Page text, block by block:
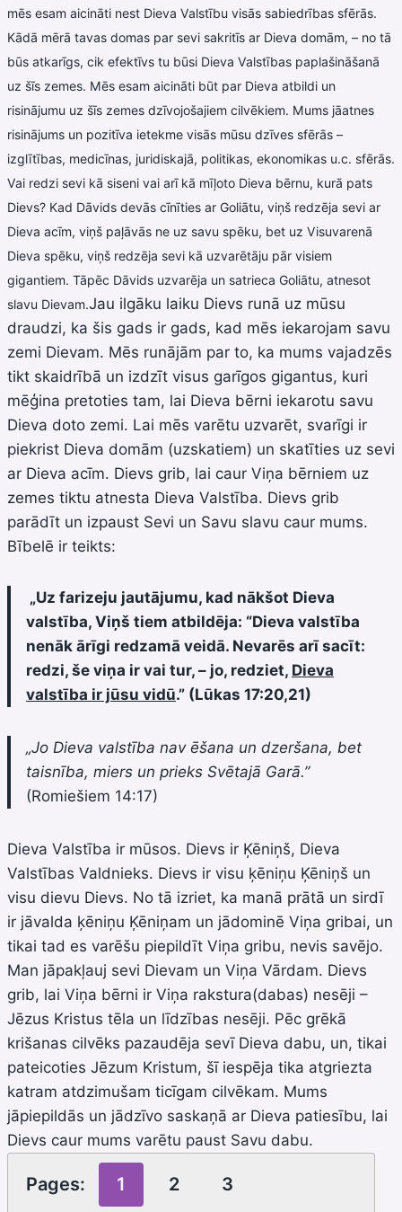
mēs esam aicināti nest Dieva Valstību visās sabiedrības sfērās.
Kādā mērā tavas domas par sevi sakritīs ar Dieva domām, – no tā
būs atkarīgs, cik efektīvs tu būsi Dieva Valstības paplašināšanā
uz šīs zemes. Mēs esam aicināti būt par Dieva atbildi un
risinājumu uz šīs zemes dzīvojošajiem cilvēkiem. Mums jāatnes
risinājums un pozitīva ietekme visās mūsu dzīves sfērās –
izglītības, medicīnas, juridiskajā, politikas, ekonomikas u.c. sfērās.
Vai redzi sevi kā siseni vai arī kā mīļoto Dieva bērnu, kurā pats
Dievs? Kad Dāvids devās cīnīties ar Goliātu, viņš redzēja sevi ar
Dieva acīm, viņš paļāvās ne uz savu spēku, bet uz Visuvarenā
Dieva spēku, viņš redzēja sevi kā uzvarētāju pār visiem
gigantiem. Tāpēc Dāvids uzvarēja un satrieca Goliātu, atnesot
slavu Dievam.Jau ilgāku laiku Dievs runā uz mūsu
draudzi, ka šis gads ir gads, kad mēs iekarojam savu
zemi Dievam. Mēs runājām par to, ka mums vajadzēs
tikt skaidrībā un izdzīt visus garīgos gigantus, kuri
mēģina pretoties tam, lai Dieva bērni iekarotu savu
Dieva doto zemi. Lai mēs varētu uzvarēt, svarīgi ir
piekrist Dieva domām (uzskatiem) un skatīties uz sevi
ar Dieva acīm. Dievs grib, lai caur Viņa bērniem uz
zemes tiktu atnesta Dieva Valstība. Dievs grib
parādīt un izpaust Sevi un Savu slavu caur mums.
Bībelē ir teikts:
„Uz farizeju jautājumu, kad nākšot Dieva
valstība, Viņš tiem atbildēja: “Dieva valstība
nenāk ārīgi redzamā veidā. Nevarēs arī sacīt:
redzi, še viņa ir vai tur, – jo, redziet, Dieva
valstība ir jūsu vidū.” (Lūkas 17:20,21)
„Jo Dieva valstība nav ēšana un dzeršana, bet
taisnība, miers un prieks Svētajā Garā.”
(Romiešiem 14:17)
Dieva Valstība ir mūsos. Dievs ir Ķēniņš, Dieva
Valstības Valdnieks. Dievs ir visu ķēniņu Ķēniņš un
visu dievu Dievs. No tā izriet, ka manā prātā un sirdī
ir jāvalda ķēniņu Ķēniņam un jādominē Viņa gribai, un
tikai tad es varēšu piepildīt Viņa gribu, nevis savējo.
Man jāpakļauj sevi Dievam un Viņa Vārdam. Dievs
grib, lai Viņa bērni ir Viņa rakstura(dabas) nesēji –
Jēzus Kristus tēla un līdzības nesēji. Pēc grēkā
krišanas cilvēks pazaudēja sevī Dieva dabu, un, tikai
pateicoties Jēzum Kristum, šī iespēja tika atgriezta
katram atdzimušam ticīgam cilvēkam. Mums
jāpiepildās un jādzīvo saskaņā ar Dieva patiesību, lai
Dievs caur mums varētu paust Savu dabu.
Pages: 1 2 3